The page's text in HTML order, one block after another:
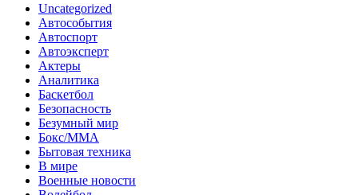
Uncategorized
Автособытия
Автоспорт
Автоэксперт
Актеры
Аналитика
Баскетбол
Безопасность
Безумный мир
Бокс/MMA
Бытовая техника
В мире
Военные новости